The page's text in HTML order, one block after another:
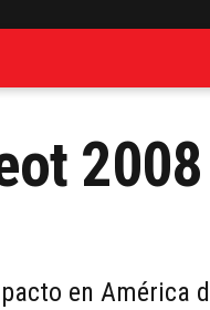
en América